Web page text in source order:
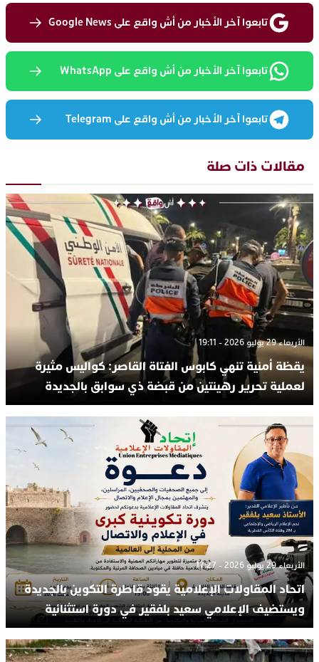
تابعوا آخر الأخبار من أش واقع على Google News
تابعوا آخر الأخبار من أش واقع على WhatsApp
تابعوا آخر الأخبار من أش واقع على Telegram
مقالات ذات صلة
الأربعاء 29 يوليو 2026 - 19:11
يقظة أمنية تنهي كابوس الفتاة القاصر: كواليس مثيرة
لعملية تحرير رهينتين من قبضة ذي سوابق بالجديدة
الأربعاء 29 يوليو 2026 - 17:27
اتحاد المقاولات الإعلامية يقود قاطرة التكوين بالجديدة
ويستضيف الإعلامي سعيد بلفقير في دورة استثنائية